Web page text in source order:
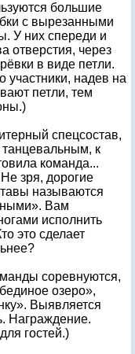
большие
с вырезанными
У них спереди и
отверстия, через
в виде петли.
участники, надев на
петли, тем
спецсостав,
к
команда...
зря, дорогие
называются
Вам
исполнить
это сделает
соревнуются,
озеро»,
Выявляется
Награждение.
гостей.)